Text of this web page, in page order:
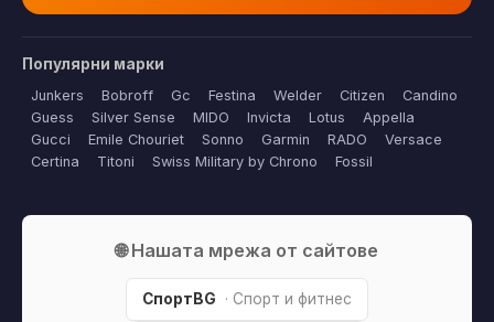
Популярни марки
Junkers Bobroff Gc Festina Welder Citizen
Candino
Guess
Silver Sense MIDO Invicta Lotus
Appella
Gucci
Emile Chouriet Sonno Garmin RADO
Versace
Certina
Titoni Swiss Military by Chrono Fossil
🌐 Нашата мрежа от сайтове
СпортBG · Спорт и фитнес